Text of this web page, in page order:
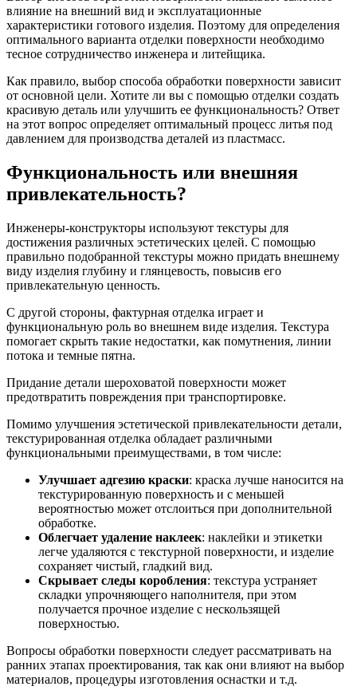
влияние на внешний вид и эксплуатационные
характеристики готового изделия. Поэтому для определения
оптимального варианта отделки поверхности необходимо
тесное сотрудничество инженера и литейщика.
Как правило, выбор способа обработки поверхности зависит
от основной цели. Хотите ли вы с помощью отделки создать
красивую деталь или улучшить ее функциональность? Ответ
на этот вопрос определяет оптимальный процесс литья под
давлением для производства деталей из пластмасс.
Функциональность или внешняя
привлекательность?
Инженеры-конструкторы используют текстуры для
достижения различных эстетических целей. С помощью
правильно подобранной текстуры можно придать внешнему
виду изделия глубину и глянцевость, повысив его
привлекательную ценность.
С другой стороны, фактурная отделка играет и
функциональную роль во внешнем виде изделия. Текстура
помогает скрыть такие недостатки, как помутнения, линии
потока и темные пятна.
Придание детали шероховатой поверхности может
предотвратить повреждения при транспортировке.
Помимо улучшения эстетической привлекательности детали,
текстурированная отделка обладает различными
функциональными преимуществами, в том числе:
Улучшает адгезию краски: краска лучше наносится на
текстурированную поверхность и с меньшей
вероятностью может отслоиться при дополнительной
обработке.
Облегчает удаление наклеек: наклейки и этикетки
легче удаляются с текстурной поверхности, и изделие
сохраняет чистый, гладкий вид.
Скрывает следы коробления: текстура устраняет
складки упрочняющего наполнителя, при этом
получается прочное изделие с нескользящей
поверхностью.
Вопросы обработки поверхности следует рассматривать на
ранних этапах проектирования, так как они влияют на выбор
материалов, процедуры изготовления оснастки и т.д.